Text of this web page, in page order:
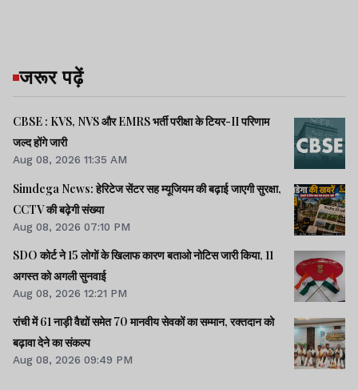
जरूर पढ़ें
CBSE : KVS, NVS और EMRS भर्ती परीक्षा के टियर-II परिणाम
जल्द होंगे जारी
Aug 08, 2026 11:35 AM
Simdega News: हेरिटेज सेंटर सह म्यूजियम की बढ़ाई जाएगी सुरक्षा,
CCTV की बढ़ेगी संख्या
Aug 08, 2026 07:10 PM
SDO कोर्ट ने 15 लोगों के खिलाफ कारण बताओ नोटिस जारी किया, 11
अगस्त को अगली सुनवाई
Aug 08, 2026 12:21 PM
रांची में 61 नाड़ी वैद्यों समेत 70 मानवीय सेवकों का सम्मान, रक्तदान को
बढ़ावा देने का संकल्प
Aug 08, 2026 09:49 PM